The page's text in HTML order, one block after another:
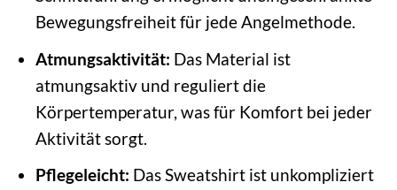
Bewegungsfreiheit für jede Angelmethode.
Atmungsaktivität: Das Material ist
atmungsaktiv und reguliert die
Körpertemperatur, was für Komfort bei jeder
Aktivität sorgt.
Pflegeleicht: Das Sweatshirt ist unkompliziert